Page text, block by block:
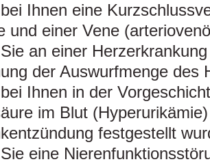
Ihnen eine
und einer Vene
an einer
der Auswurfmenge des
Ihnen in der
im Blut
festgestellt
eine